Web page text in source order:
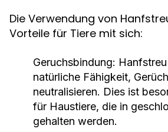
Die Verwendung von
Vorteile für Tiere mit sich:
Geruchsbindung:
natürliche Fähigkeit,
neutralisieren. Dies ist
für Haustiere, die in
gehalten werden.